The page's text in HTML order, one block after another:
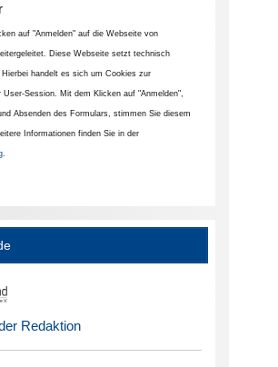
auf "Anmelden" auf die Webseite von
Diese Webseite setzt technisch
handelt es sich um Cookies zur
User-Session. Mit dem Klicken auf "Anmelden",
Absenden des Formulars, stimmen Sie diesem
Informationen finden Sie in der
.
Redaktion